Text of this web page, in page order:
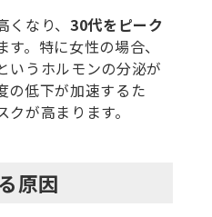
くなり、30代をピーク
。特に女性の場合、
いうホルモンの分泌が
の低下が加速するた
が高まります。
原因